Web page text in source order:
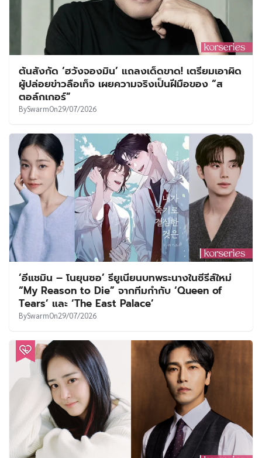
ต้นสังกัด ‘ฮวังจองมิน’ แถลงเด็ดขาด! เตรียมเอาผิด
ผู้ปล่อยข่าวลือเท็จ เผยความจริงเป็นฝีมือของ “ส
ตอล์กเกอร์”
BySwarmOn29/07/2026
‘อีแชมิน – โนยุนซอ’ รียูเนียนบทพระนางในซีรีส์ใหม่
“My Reason to Die” จากทีมกำกับ ‘Queen of
Tears’ และ ‘The East Palace’
BySwarmOn29/07/2026